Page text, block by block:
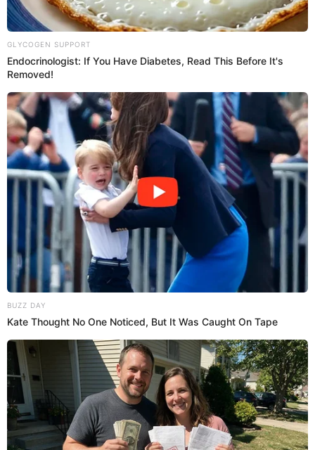
Músico español 'El Moro' hace llamado tras
violento robo en Chorrillos
El músico José Antonio El Moro nunca imaginó que él y sus
compañeros fueran víctimas de un violento robo cuando estaban
por brindar un show en el distrito de Chorrillos.
Espectáculos El Popular
10 Feb 2023 | 13:29 h
Dictan 18 meses de prisión para mujer que
estafó con entradas de Daddy Yankee y Bad
Bunny
El Ministerio Público de Lima Centro investiga a Pamela Soley
Cabanillas Sánchez, por vender entradas falsas de los cantantes
Daddy Yankee, Morat, Coldplay, Bad Bunny y de partidos de fútbol.
Actualidad El Popular
Daddy Yankee